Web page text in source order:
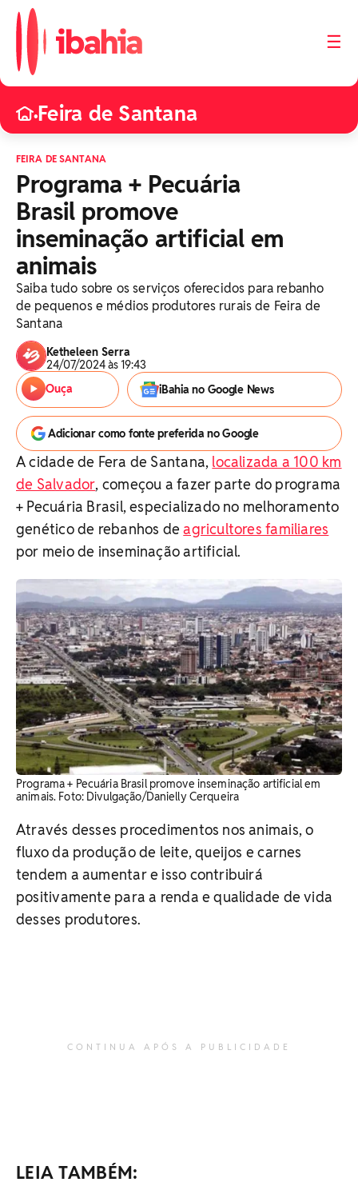
☰
•Feira de Santana
FEIRA DE SANTANA
Programa + Pecuária
Brasil promove
inseminação artificial em
animais
Saiba tudo sobre os serviços oferecidos para rebanho
de pequenos e médios produtores rurais de Feira de
Santana
Ketheleen Serra
24/07/2024 às 19:43
Ouça
iBahia no Google News
Adicionar como fonte preferida no Google
A cidade de Fera de Santana, localizada a 100 km
de Salvador, começou a fazer parte do programa
+ Pecuária Brasil, especializado no melhoramento
genético de rebanhos deagricultores familiares
por meio de inseminação artificial.
Programa + Pecuária Brasil promove inseminação artificial em
animais. Foto: Divulgação/Danielly Cerqueira
Através desses procedimentos nos animais, o
fluxo da produção de leite, queijos e carnes
tendem a aumentar e isso contribuirá
positivamente para a renda e qualidade de vida
desses produtores.
CONTINUA APÓS A PUBLICIDADE
LEIA TAMBÉM: